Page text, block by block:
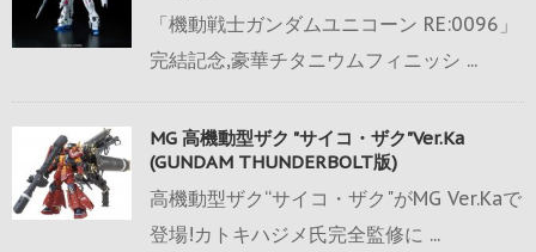
「機動戦士ガンダムユニコーン RE:0096」
完結記念,豪華チタニウムフィニッシ ...
MG 高機動型ザク "サイコ・ザク"Ver.Ka
(GUNDAM THUNDERBOLT版)
高機動型ザク“サイコ・ザク"がMG Ver.Kaで
登場!カトキハジメ氏完全監修に ...